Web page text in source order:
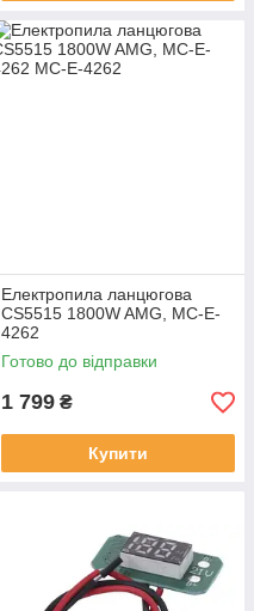
Електропила ланцюгова
CS5515 1800W AMG, MC-E-
4262
Готово до відправки
1 799 ₴
Купити